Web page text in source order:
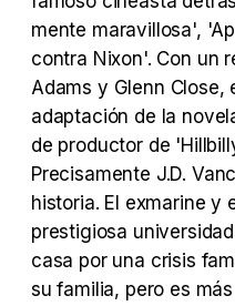
mente maravillosa',
contra Nixon'. Con un
Adams y Glenn Close,
adaptación de la
de productor de
Precisamente J.D.
historia. El exmarine y
prestigiosa
casa por una crisis
su familia, pero es